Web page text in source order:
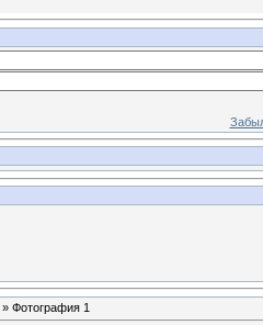
» Фотография 1